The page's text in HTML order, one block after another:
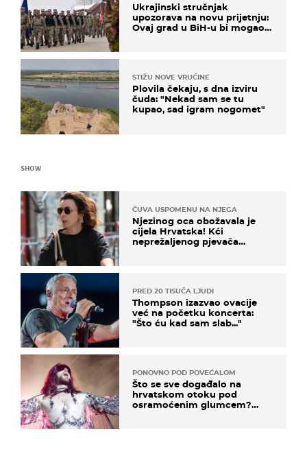
Ukrajinski stručnjak
upozorava na novu prijetnju:
Ovaj grad u BiH-u bi mogao
STIŽU NOVE VRUĆINE
Plovila čekaju, s dna izviru
čuda: "Nekad sam se tu
kupao, sad igram nogomet"
SHOW
ČUVA USPOMENU NA NJEGA
Njezinog oca obožavala je
cijela Hrvatska! Kći
neprežaljenog pjevača
PRED 20 TISUĆA LJUDI
Thompson izazvao ovacije
već na početku koncerta:
"Što ću kad sam slab..."
PONOVNO POD POVEĆALOM
Što se sve događalo na
hrvatskom otoku pod
osramoćenim glumcem?